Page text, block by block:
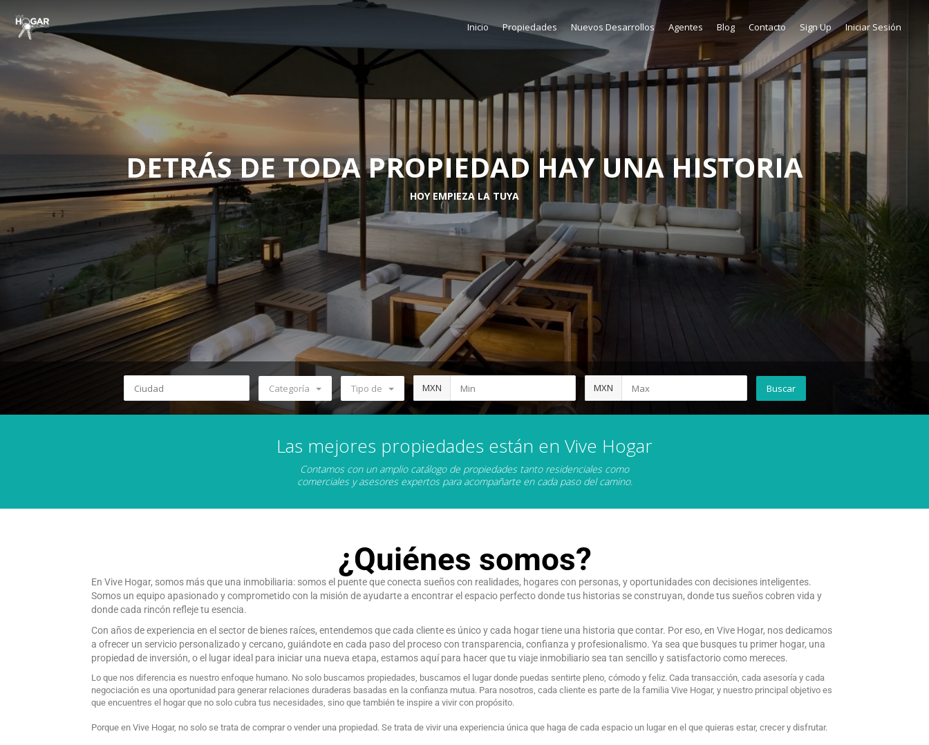
Sign Up Iniciar Sesión
Inicio Propiedades Nuevos Desarrollos Agentes Blog Contacto
DETRÁS DE TODA PROPIEDAD HAY UNA HISTORIA
HOY EMPIEZA LA TUYA
Categoría Tipo de MXN MXN
Las mejores propiedades están en Vive Hogar
Contamos con un amplio catálogo de propiedades tanto residenciales como
comerciales y asesores expertos para acompañarte en cada paso del camino.
¿Quiénes somos?
En Vive Hogar, somos más que una inmobiliaria: somos el puente que conecta sueños con realidades, hogares con personas, y oportunidades con decisiones inteligentes.
Somos un equipo apasionado y comprometido con la misión de ayudarte a encontrar el espacio perfecto donde tus historias se construyan, donde tus sueños cobren vida y
donde cada rincón refleje tu esencia.
Con años de experiencia en el sector de bienes raíces, entendemos que cada cliente es único y cada hogar tiene una historia que contar. Por eso, en Vive Hogar, nos dedicamos
a ofrecer un servicio personalizado y cercano, guiándote en cada paso del proceso con transparencia, confianza y profesionalismo. Ya sea que busques tu primer hogar, una
propiedad de inversión, o el lugar ideal para iniciar una nueva etapa, estamos aquí para hacer que tu viaje inmobiliario sea tan sencillo y satisfactorio como mereces.
Lo que nos diferencia es nuestro enfoque humano. No solo buscamos propiedades, buscamos el lugar donde puedas sentirte pleno, cómodo y feliz. Cada transacción, cada asesoría y cada
negociación es una oportunidad para generar relaciones duraderas basadas en la confianza mutua. Para nosotros, cada cliente es parte de la familia Vive Hogar, y nuestro principal objetivo es
que encuentres el hogar que no solo cubra tus necesidades, sino que también te inspire a vivir con propósito.
Porque en Vive Hogar, no solo se trata de comprar o vender una propiedad. Se trata de vivir una experiencia única que haga de cada espacio un lugar en el que quieras estar, crecer y disfrutar.